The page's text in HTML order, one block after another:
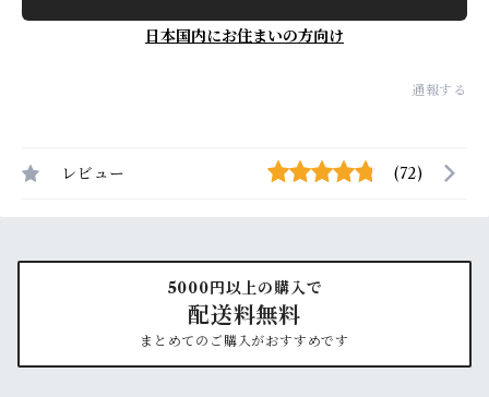
日本国内にお住まいの方向け
通報する
レビュー (72)
5000円以上の購入で
配送料無料
まとめてのご購入がおすすめです